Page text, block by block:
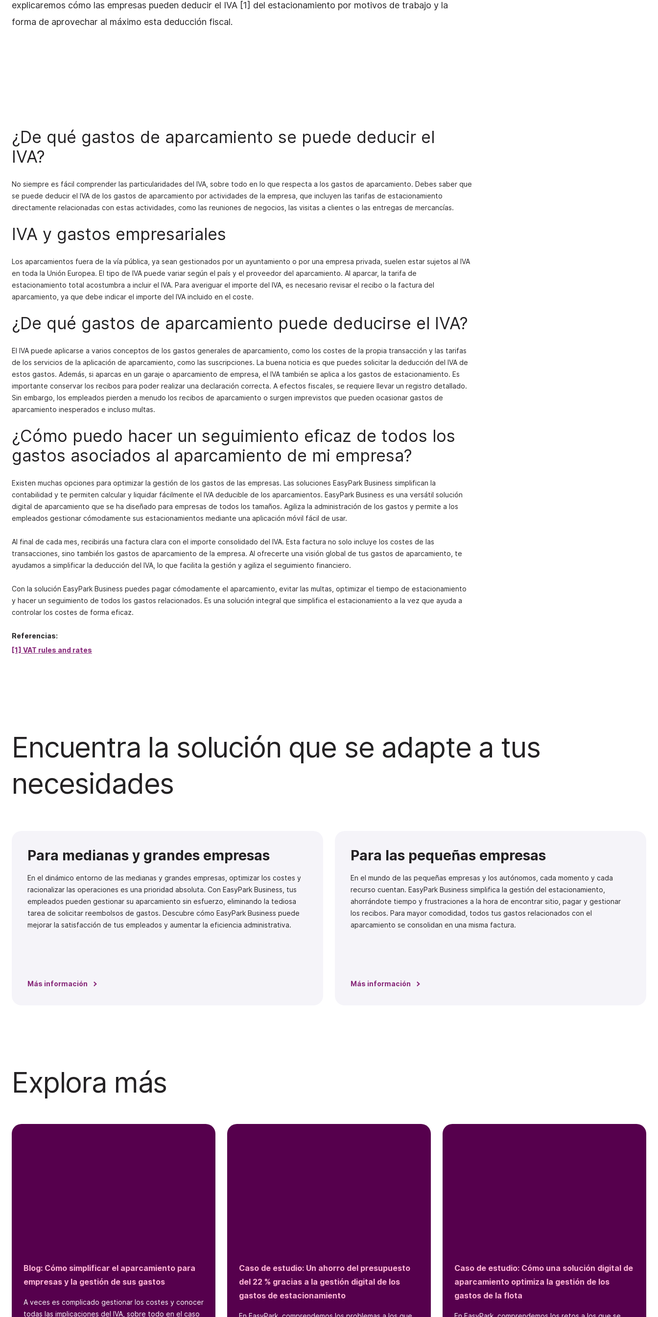
explicaremos cómo las empresas pueden deducir el IVA [1] del estacionamiento por motivos de trabajo y la
forma de aprovechar al máximo esta deducción fiscal.
¿De qué gastos de aparcamiento se puede deducir el
IVA?
No siempre es fácil comprender las particularidades del IVA, sobre todo en lo que respecta a los gastos de aparcamiento. Debes saber que
se puede deducir el IVA de los gastos de aparcamiento por actividades de la empresa, que incluyen las tarifas de estacionamiento
directamente relacionadas con estas actividades, como las reuniones de negocios, las visitas a clientes o las entregas de mercancías.
IVA y gastos empresariales
Los aparcamientos fuera de la vía pública, ya sean gestionados por un ayuntamiento o por una empresa privada, suelen estar sujetos al IVA
en toda la Unión Europea. El tipo de IVA puede variar según el país y el proveedor del aparcamiento. Al aparcar, la tarifa de
estacionamiento total acostumbra a incluir el IVA. Para averiguar el importe del IVA, es necesario revisar el recibo o la factura del
aparcamiento, ya que debe indicar el importe del IVA incluido en el coste.
¿De qué gastos de aparcamiento puede deducirse el IVA?
El IVA puede aplicarse a varios conceptos de los gastos generales de aparcamiento, como los costes de la propia transacción y las tarifas
de los servicios de la aplicación de aparcamiento, como las suscripciones. La buena noticia es que puedes solicitar la deducción del IVA de
estos gastos. Además, si aparcas en un garaje o aparcamiento de empresa, el IVA también se aplica a los gastos de estacionamiento. Es
importante conservar los recibos para poder realizar una declaración correcta. A efectos fiscales, se requiere llevar un registro detallado.
Sin embargo, los empleados pierden a menudo los recibos de aparcamiento o surgen imprevistos que pueden ocasionar gastos de
aparcamiento inesperados e incluso multas.
¿Cómo puedo hacer un seguimiento eficaz de todos los
gastos asociados al aparcamiento de mi empresa?
Existen muchas opciones para optimizar la gestión de los gastos de las empresas. Las soluciones EasyPark Business simplifican la
contabilidad y te permiten calcular y liquidar fácilmente el IVA deducible de los aparcamientos. EasyPark Business es una versátil solución
digital de aparcamiento que se ha diseñado para empresas de todos los tamaños. Agiliza la administración de los gastos y permite a los
empleados gestionar cómodamente sus estacionamientos mediante una aplicación móvil fácil de usar.
Al final de cada mes, recibirás una factura clara con el importe consolidado del IVA. Esta factura no solo incluye los costes de las
transacciones, sino también los gastos de aparcamiento de la empresa. Al ofrecerte una visión global de tus gastos de aparcamiento, te
ayudamos a simplificar la deducción del IVA, lo que facilita la gestión y agiliza el seguimiento financiero.
Con la solución EasyPark Business puedes pagar cómodamente el aparcamiento, evitar las multas, optimizar el tiempo de estacionamiento
y hacer un seguimiento de todos los gastos relacionados. Es una solución integral que simplifica el estacionamiento a la vez que ayuda a
controlar los costes de forma eficaz.
Referencias:
[1] VAT rules and rates
Encuentra la solución que se adapte a tus
necesidades
Para medianas y grandes empresas
En el dinámico entorno de las medianas y grandes empresas, optimizar los costes y
racionalizar las operaciones es una prioridad absoluta. Con EasyPark Business, tus
empleados pueden gestionar su aparcamiento sin esfuerzo, eliminando la tediosa
tarea de solicitar reembolsos de gastos. Descubre cómo EasyPark Business puede
mejorar la satisfacción de tus empleados y aumentar la eficiencia administrativa.
Más información
Para las pequeñas empresas
En el mundo de las pequeñas empresas y los autónomos, cada momento y cada
recurso cuentan. EasyPark Business simplifica la gestión del estacionamiento,
ahorrándote tiempo y frustraciones a la hora de encontrar sitio, pagar y gestionar
los recibos. Para mayor comodidad, todos tus gastos relacionados con el
aparcamiento se consolidan en una misma factura.
Más información
Explora más
Blog: Cómo simplificar el aparcamiento para
empresas y la gestión de sus gastos
A veces es complicado gestionar los costes y conocer
todas las implicaciones del IVA, sobre todo en el caso
Caso de estudio: Un ahorro del presupuesto
del 22 % gracias a la gestión digital de los
gastos de estacionamiento
Caso de estudio: Cómo una solución digital de
aparcamiento optimiza la gestión de los
gastos de la flota